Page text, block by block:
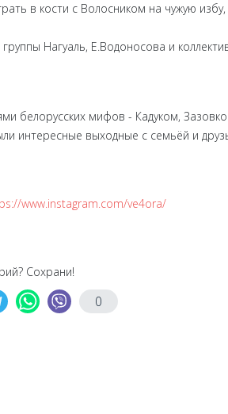
в кости с Волосником на чужую
Нагуаль, Е.Водоносова и
белорусских мифов - Кадуком,
интересные выходные с семьёй и
www.instagram.com/ve4ora/
Сохрани!
0